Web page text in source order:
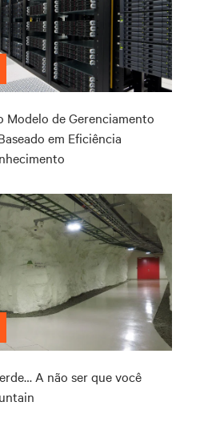
Modelo de Gerenciamento
em Eficiência
A não ser que você